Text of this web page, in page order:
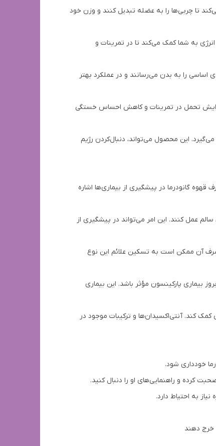
تا چربی‌ها را به عضله تبدیل کنند و وزن خود
به شما کمک می‌کند تا در تمرینات و
اساسی را به بدن می‌رسانند و در عملکرد بهتر
تحمل در تمرینات و کاهش احساس خستگی
این محصول می‌تواند، دنبال‌کردن رژیم
قهوه گانودرما در پیشگیری از بیماری‌ها اشاره
عمل کنند. این امر می‌تواند در پیشگیری از
آن ممکن است به تسکین علائم این نوع
بیماری پارکینسون مؤثر باشد. این بیماری
بیماری‌های مزمن مانند دیابت نوع ۲ و بیماری‌های کبدی کمک کند. آنتی‌اکسیدان‌ها و ترکیبات موجود در
خودداری شود.
کرده و راهنمایی‌های او را دنبال کنید.
به احتیاط دارد.
خرج دهند